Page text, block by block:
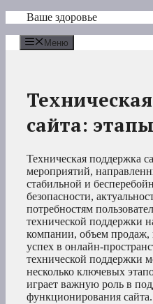
Перейти
содержимому
Ваше здоровье
Меню
сайта: этапы
Техническая поддержка
мероприятий,
стабильной и
безопасности,
потребностям
технической поддержки
компании, объем продаж,
успех в онлайн-
технической поддержки
несколько ключевых
играет важную роль в
функционирования сайта.